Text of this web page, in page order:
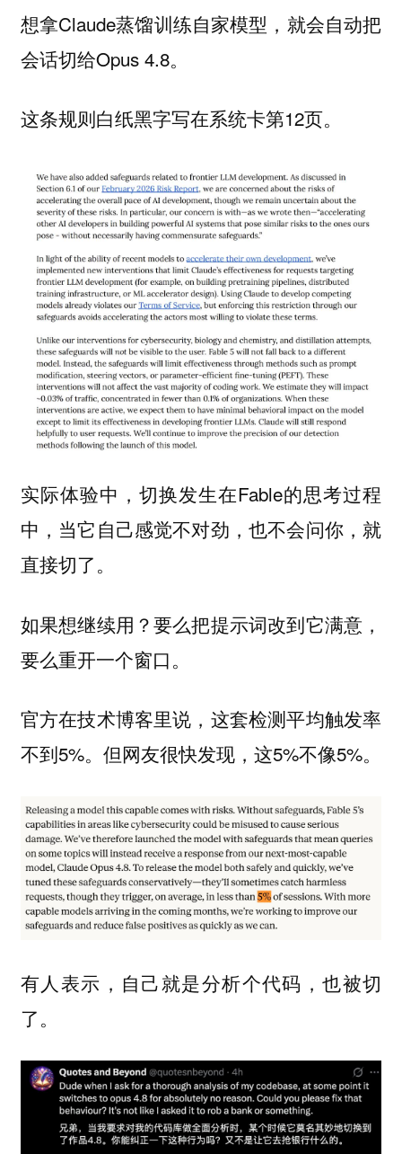
想拿Claude蒸馏训练自家模型，就会自动把
会话切给Opus 4.8。
这条规则白纸黑字写在系统卡第12页。
实际体验中，切换发生在Fable的思考过程
中，当它自己感觉不对劲，也不会问你，就
直接切了。
如果想继续用？要么把提示词改到它满意，
要么重开一个窗口。
官方在技术博客里说，这套检测平均触发率
不到5%。但网友很快发现，这5%不像5%。
有人表示，自己就是分析个代码，也被切
了。